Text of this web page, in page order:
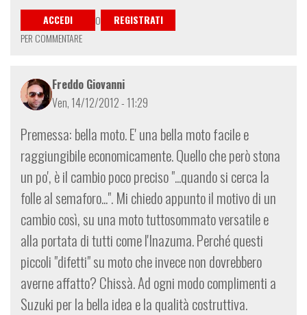
ACCEDI O
REGISTRATI
PER COMMENTARE
Freddo Giovanni
Ven, 14/12/2012 - 11:29
Premessa: bella moto. E' una bella moto facile e
raggiungibile economicamente. Quello che però stona
un po', è il cambio poco preciso "...quando si cerca la
folle al semaforo...". Mi chiedo appunto il motivo di un
cambio così, su una moto tuttosommato versatile e
alla portata di tutti come l'Inazuma. Perché questi
piccoli "difetti" su moto che invece non dovrebbero
averne affatto? Chissà. Ad ogni modo complimenti a
Suzuki per la bella idea e la qualità costruttiva.